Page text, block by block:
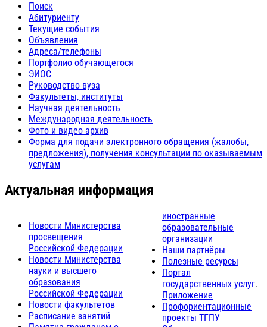
Поиск
Абитуриенту
Текущие события
Объявления
Адреса/телефоны
Портфолио обучающегося
ЭИОС
Руководство вуза
Факультеты, институты
Научная деятельность
Международная деятельность
Фото и видео архив
Форма для подачи электронного обращения (жалобы,
предложения), получения консультации по оказываемым
услугам
Актуальная информация
Новости Министерства
просвещения
Российской Федерации
Новости Министерства
науки и высшего
образования
Российской Федерации
Новости факультетов
Расписание занятий
иностранные
образовательные
организации
Наши партнёры
Полезные ресурсы
Портал
государственных услуг.
Приложение
Профориентационные
проекты ТГПУ